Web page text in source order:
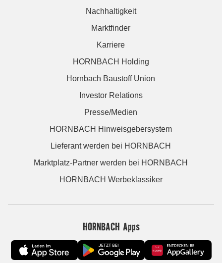
Nachhaltigkeit
Marktfinder
Karriere
HORNBACH Holding
Hornbach Baustoff Union
Investor Relations
Presse/Medien
HORNBACH Hinweisgebersystem
Lieferant werden bei HORNBACH
Marktplatz-Partner werden bei HORNBACH
HORNBACH Werbeklassiker
HORNBACH Apps